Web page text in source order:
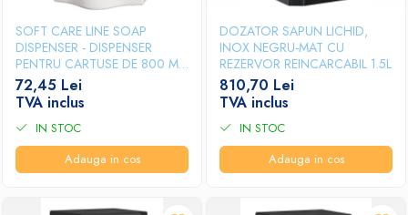
SOFT CARE LINE SOAP
DISPENSER - DISPENSER
PENTRU CARTUSE DE 800 ML
SOFTCARE
72,45 Lei
TVA inclus
IN STOC
Adauga in cos
DOZATOR SAPUN LICHID,
INOX NEGRU-MAT CU
REZERVOR REINCARCABIL 1.5L
810,70 Lei
TVA inclus
IN STOC
Adauga in cos